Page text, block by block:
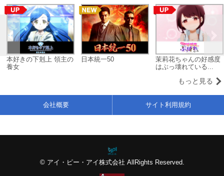
本好きの下剋上 領主の
養女
日本統一50
茉莉花ちゃんの好感度
はぶっ壊れている...
もっと見る
© アイ・ピー・アイ株式会社 AllRights Reserved.
会社概要 サイト利用規約